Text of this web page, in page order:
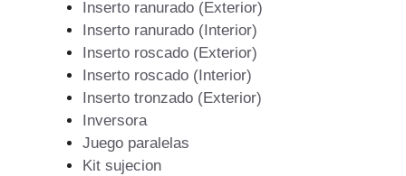
Inserto ranurado (Exterior)
Inserto ranurado (Interior)
Inserto roscado (Exterior)
Inserto roscado (Interior)
Inserto tronzado (Exterior)
Inversora
Juego paralelas
Kit sujecion